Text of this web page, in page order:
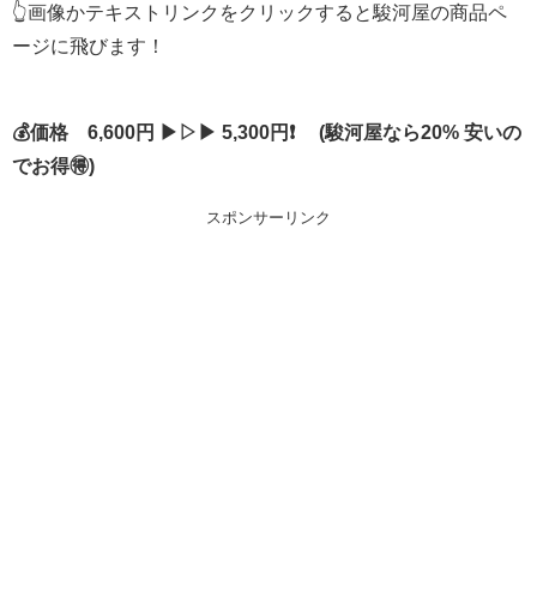
👆画像かテキストリンクをクリックすると駿河屋の商品ペ
ージに飛びます！
💰価格 6,600円 ▶▷▶ 5,300円❗ (駿河屋なら20% 安いの
でお得🉐)
スポンサーリンク